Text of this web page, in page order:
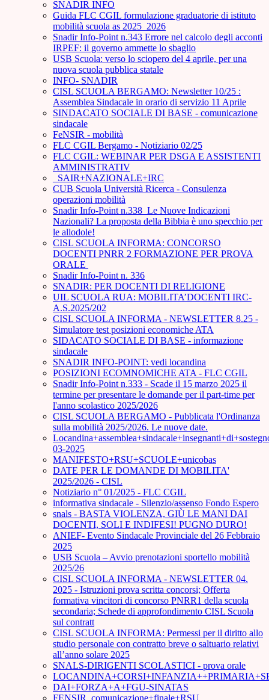
SNADIR INFO
Guida FLC CGIL formulazione graduatorie di istituto
mobilità scuola as 2025_2026
Snadir Info-Point n.343 Errore nel calcolo degli acconti
IRPEF: il governo ammette lo sbaglio
USB Scuola: verso lo sciopero del 4 aprile, per una
nuova scuola pubblica statale
INFO- SNADIR
CISL SCUOLA BERGAMO: Newsletter 10/25 :
Assemblea Sindacale in orario di servizio 11 Aprile
SINDACATO SOCIALE DI BASE - comunicazione
sindacale
FeNSIR - mobilità
FLC CGIL Bergamo - Notiziario 02/25
FLC CGIL: WEBINAR PER DSGA E ASSISTENTI
AMMINISTRATIV
_SAIR+NAZIONALE+IRC
CUB Scuola Università Ricerca - Consulenza
operazioni mobilità
Snadir Info-Point n.338 Le Nuove Indicazioni
Nazionali? La proposta della Bibbia è uno specchio per
le allodole!
CISL SCUOLA INFORMA: CONCORSO
DOCENTI PNRR 2 FORMAZIONE PER PROVA
ORALE ­
Snadir Info-Point n. 336
SNADIR: PER DOCENTI DI RELIGIONE
UIL SCUOLA RUA: MOBILITA’DOCENTI IRC-
A.S.2025/202
CISL SCUOLA INFORMA - NEWSLETTER 8.25 -
Simulatore test posizioni economiche ATA
SIDACATO SOCIALE DI BASE - informazione
sindacale
SNADIR INFO-POINT: vedi locandina
POSIZIONI ECOMNOMICHE ATA - FLC CGIL
Snadir Info-Point n.333 - Scade il 15 marzo 2025 il
termine per presentare le domande per il part-time per
l'anno scolastico 2025/2026
CISL SCUOLA BERGAMO - Pubblicata l'Ordinanza
sulla mobilità 2025/2026. Le nuove date.
03-2025
MANIFESTO+RSU+SCUOLE+unicobas
DATE PER LE DOMANDE DI MOBILITA'
2025/2026 - CISL
Notiziario n° 01/2025 - FLC CGIL
informativa sindacale - Silenzio/assenso Fondo Espero
snals - BASTA VIOLENZA, GIÙ LE MANI DAI
DOCENTI, SOLI E INDIFESI! PUGNO DURO!
ANIEF- Evento Sindacale Provinciale del 26 Febbraio
2025
USB Scuola – Avvio prenotazioni sportello mobilità
2025/26
CISL SCUOLA INFORMA - NEWSLETTER 04.
2025 - Istruzioni prova scritta concorsi; Offerta
formativa vincitori di concorso PNRR1 della scuola
secondaria; Schede di approfondimento CISL Scuola
sul contratt
CISL SCUOLA INFORMA: Permessi per il diritto allo
studio personale con contratto breve o saltuario relativi
all’anno solare 2025
SNALS-DIRIGENTI SCOLASTICI - prova orale
DAI+FORZA+A+FGU-SINATAS